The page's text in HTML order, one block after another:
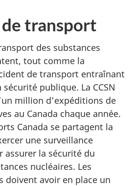
transport
des substances
tout comme la
de transport entraînant
publique. La CCSN
million d’expéditions de
au Canada chaque année.
Canada se partagent la
une surveillance
assurer la sécurité du
nucléaires. Les
doivent avoir en place un